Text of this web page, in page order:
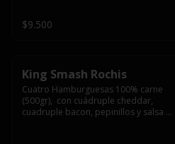
$9.500
King Smash Rochis
Cuatro Hamburguesas 100% carne
(500gr),  con cuádruple cheddar,
cuadruple bacon, pepinillos y salsa